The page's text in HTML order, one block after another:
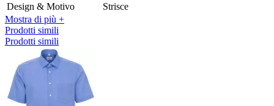
Design & Motivo
Strisce
Mostra di più +
Prodotti simili
Prodotti simili